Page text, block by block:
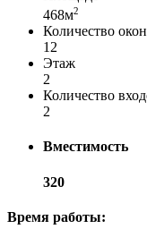
468м2
Количество окон
12
Этаж
2
Количество
2
Вместимость
320
Время работы: